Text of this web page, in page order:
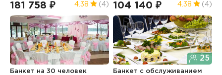
181 758 ₽ 4.38 (4) 104 140 ₽ 4.38 (4)
Банкет на 30 человек
25
Банкет с обслуживанием